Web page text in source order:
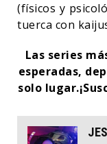
(físicos y
tuerca con
Las series
esperadas,
solo lugar.